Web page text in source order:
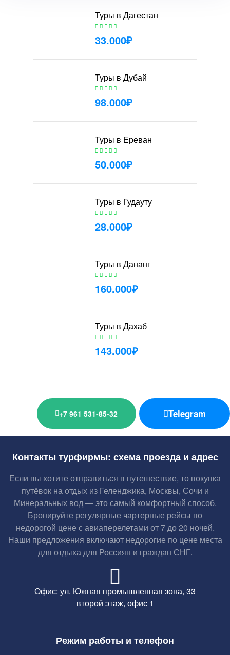
Туры в Дагестан
33.000₽
Туры в Дубай
98.000₽
Туры в Ереван
50.000₽
Туры в Гудауту
28.000₽
Туры в Дананг
160.000₽
Туры в Дахаб
143.000₽
+7 961 531-85-32 Telegram
Контакты турфирмы: схема проезда и адрес
Если вы хотите отправиться в путешествие, то покупка
путёвок на отдых из Геленджика, Москвы, Сочи и
Минеральных вод — это самый комфортный способ.
Бронируйте регулярные чартерные рейсы по
недорогой цене с авиаперелетами от 7 до 20 ночей.
Наши предложения включают недорогие по цене места
для отдыха для Россиян и граждан СНГ.
Офис: ул. Южная промышленная зона, 33
второй этаж, офис 1
Режим работы и телефон